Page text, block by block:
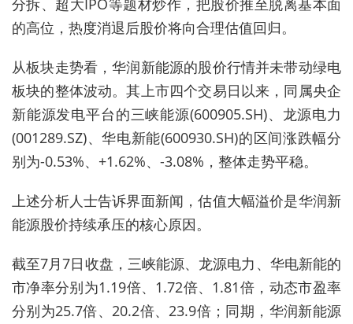
分拆、超大IPO等题材炒作，把股价推至脱离基本面
的高位，热度消退后股价将向合理估值回归。
从板块走势看，华润新能源的股价行情并未带动绿电
板块的整体波动。其上市四个交易日以来，同属央企
新能源发电平台的三峡能源(600905.SH)、龙源电力
(001289.SZ)、华电新能(600930.SH)的区间涨跌幅分
别为-0.53%、+1.62%、-3.08%，整体走势平稳。
上述分析人士告诉界面新闻，估值大幅溢价是华润新
能源股价持续承压的核心原因。
截至7月7日收盘，三峡能源、龙源电力、华电新能的
市净率分别为1.19倍、1.72倍、1.81倍，动态市盈率
分别为25.7倍、20.2倍、23.9倍；同期，华润新能源